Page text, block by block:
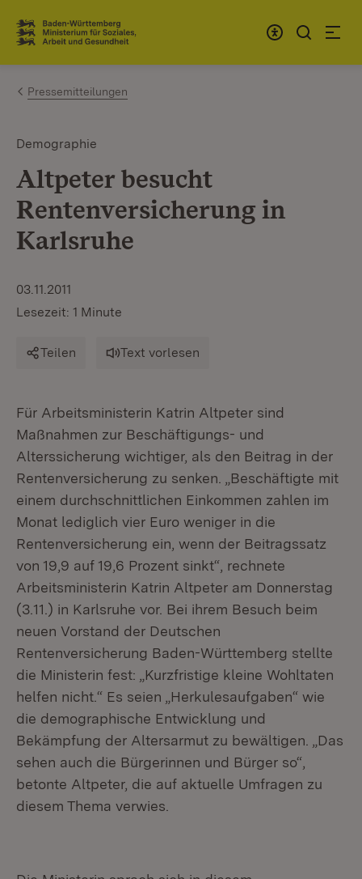
Zum Inhalt springen
Link zur Startseite
Pressemitteilungen
Demographie
Altpeter besucht
Rentenversicherung in
Karlsruhe
03.11.2011
Lesezeit: 1 Minute
Teilen Text vorlesen
Für Arbeitsministerin Katrin Altpeter sind
Maßnahmen zur Beschäftigungs- und
Alterssicherung wichtiger, als den Beitrag in der
Rentenversicherung zu senken. „Beschäftigte mit
einem durchschnittlichen Einkommen zahlen im
Monat lediglich vier Euro weniger in die
Rentenversicherung ein, wenn der Beitragssatz
von 19,9 auf 19,6 Prozent sinkt“, rechnete
Arbeitsministerin Katrin Altpeter am Donnerstag
(3.11.) in Karlsruhe vor. Bei ihrem Besuch beim
neuen Vorstand der Deutschen
Rentenversicherung Baden-Württemberg stellte
die Ministerin fest: „Kurzfristige kleine Wohltaten
helfen nicht.“ Es seien „Herkulesaufgaben“ wie
die demographische Entwicklung und
Bekämpfung der Altersarmut zu bewältigen. „Das
sehen auch die Bürgerinnen und Bürger so“,
betonte Altpeter, die auf aktuelle Umfragen zu
diesem Thema verwies.